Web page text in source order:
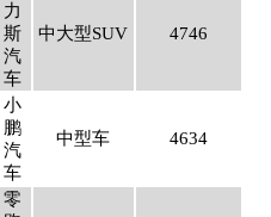
力
斯
汽
车
中大型SUV 4746
小
鹏
汽
车
中型车 4634
零